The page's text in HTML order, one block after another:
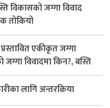
विकासको जग्गा विवाद
तोकियो
एकीकृत जग्गा
विवादमा किन?, बस्ति
समिति विघटन हुने
लागि अन्तरक्रिया